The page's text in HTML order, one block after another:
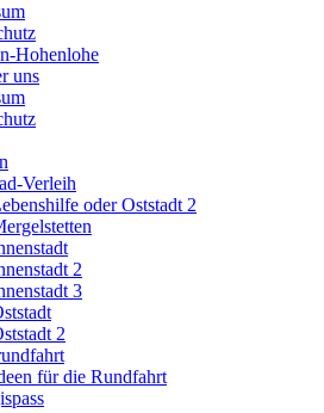
Hohenlohe
uns
Verleih
oder Oststadt 2
2
3
2
für die Rundfahrt